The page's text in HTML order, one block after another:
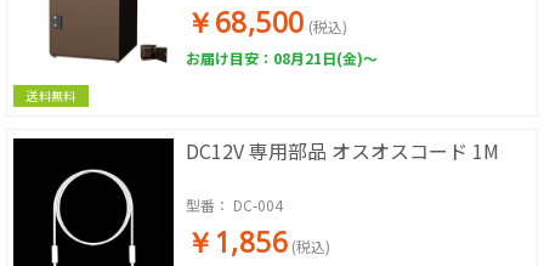
送料無料
￥68,500 (税込)
お届け目安：08月21日(金)～
DC12V 専用部品 オスオスコード 1M
型番： DC-004
￥1,856 (税込)